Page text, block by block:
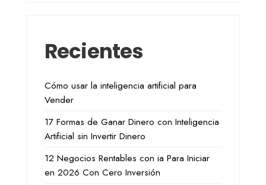
Recientes
Cómo usar la inteligencia artificial para
Vender
17 Formas de Ganar Dinero con Inteligencia
Artificial sin Invertir Dinero
12 Negocios Rentables con ia Para Iniciar
en 2026 Con Cero Inversión